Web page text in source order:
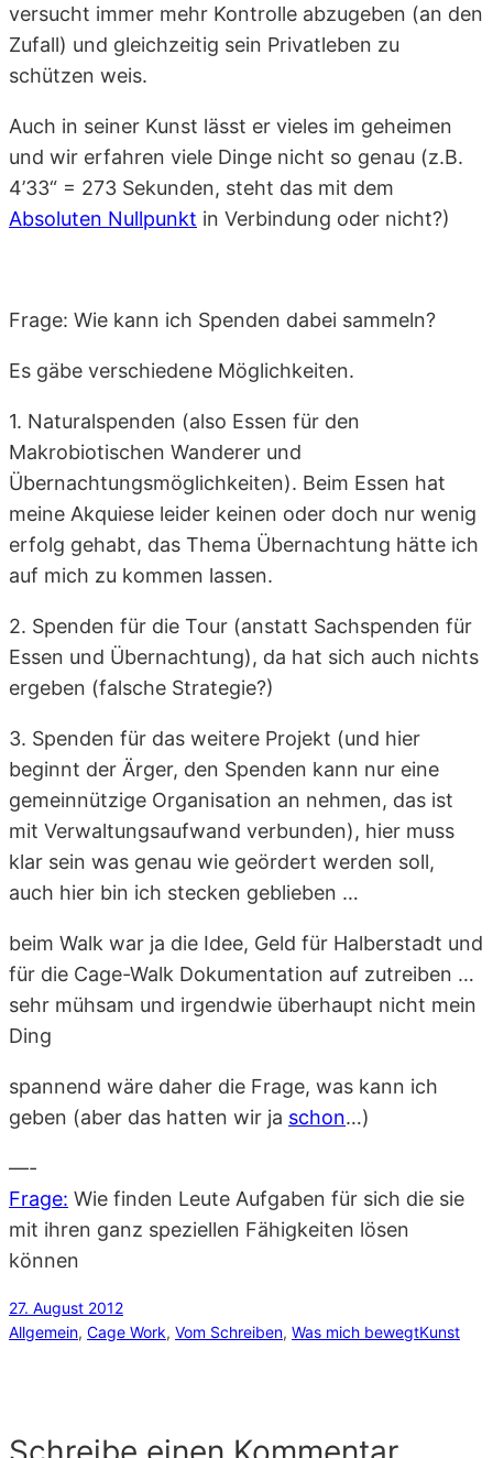
versucht immer mehr Kontrolle abzugeben (an den
Zufall) und gleichzeitig sein Privatleben zu
schützen weis.
Auch in seiner Kunst lässt er vieles im geheimen
und wir erfahren viele Dinge nicht so genau (z.B.
4’33“ = 273 Sekunden, steht das mit dem
Absoluten Nullpunkt in Verbindung oder nicht?)
Frage: Wie kann ich Spenden dabei sammeln?
Es gäbe verschiedene Möglichkeiten.
1. Naturalspenden (also Essen für den
Makrobiotischen Wanderer und
Übernachtungsmöglichkeiten). Beim Essen hat
meine Akquiese leider keinen oder doch nur wenig
erfolg gehabt, das Thema Übernachtung hätte ich
auf mich zu kommen lassen.
2. Spenden für die Tour (anstatt Sachspenden für
Essen und Übernachtung), da hat sich auch nichts
ergeben (falsche Strategie?)
3. Spenden für das weitere Projekt (und hier
beginnt der Ärger, den Spenden kann nur eine
gemeinnützige Organisation an nehmen, das ist
mit Verwaltungsaufwand verbunden), hier muss
klar sein was genau wie geördert werden soll,
auch hier bin ich stecken geblieben …
beim Walk war ja die Idee, Geld für Halberstadt und
für die Cage-Walk Dokumentation auf zutreiben …
sehr mühsam und irgendwie überhaupt nicht mein
Ding
spannend wäre daher die Frage, was kann ich
geben (aber das hatten wir ja schon…)
—-
Frage: Wie finden Leute Aufgaben für sich die sie
mit ihren ganz speziellen Fähigkeiten lösen
können
27. August 2012
Allgemein, Cage Work, Vom Schreiben, Was mich bewegtKunst